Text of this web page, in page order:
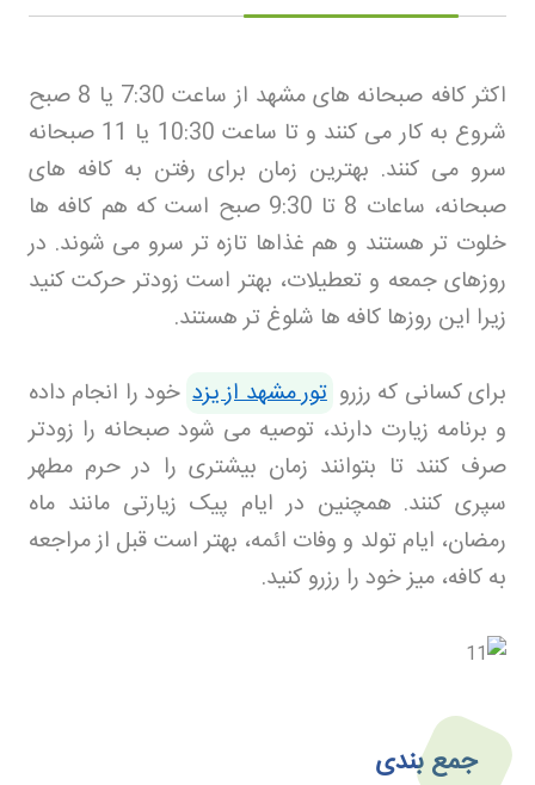
اکثر کافه صبحانه های مشهد از ساعت 7:30 یا 8 صبح
شروع به کار می کنند و تا ساعت 10:30 یا 11 صبحانه
سرو می کنند. بهترین زمان برای رفتن به کافه های
صبحانه، ساعات 8 تا 9:30 صبح است که هم کافه ها
خلوت تر هستند و هم غذاها تازه تر سرو می شوند. در
روزهای جمعه و تعطیلات، بهتر است زودتر حرکت کنید
زیرا این روزها کافه ها شلوغ تر هستند.
برای کسانی که رزرو تور مشهد از یزد خود را انجام داده
و برنامه زیارت دارند، توصیه می شود صبحانه را زودتر
صرف کنند تا بتوانند زمان بیشتری را در حرم مطهر
سپری کنند. همچنین در ایام پیک زیارتی مانند ماه
رمضان، ایام تولد و وفات ائمه، بهتر است قبل از مراجعه
به کافه، میز خود را رزرو کنید.
جمع بندی